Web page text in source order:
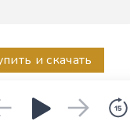
и скачать